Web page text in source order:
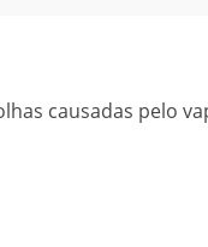
causadas pelo